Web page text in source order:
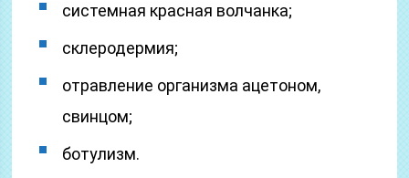
системная красная волчанка;
склеродермия;
отравление организма ацетоном,
свинцом;
ботулизм.